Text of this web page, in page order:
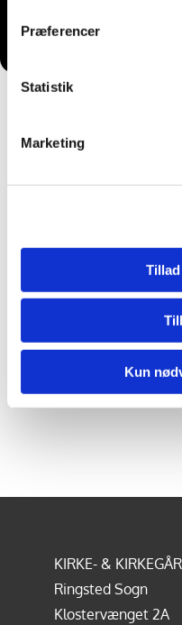
Præferencer
Statistik
Marketing
Kun
Du vil
KIRKE- &
Ringsted Sogn
Klostervænget 2A